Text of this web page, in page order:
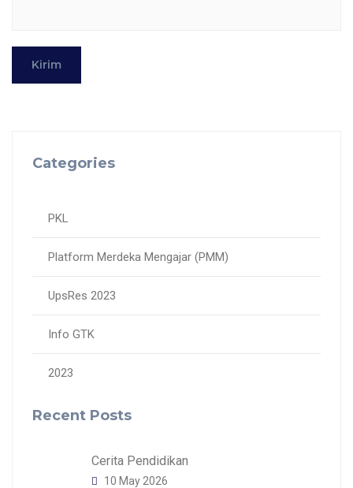
Kirim
Categories
PKL
Platform Merdeka Mengajar (PMM)
UpsRes 2023
Info GTK
2023
Recent Posts
Cerita Pendidikan
10 May 2026